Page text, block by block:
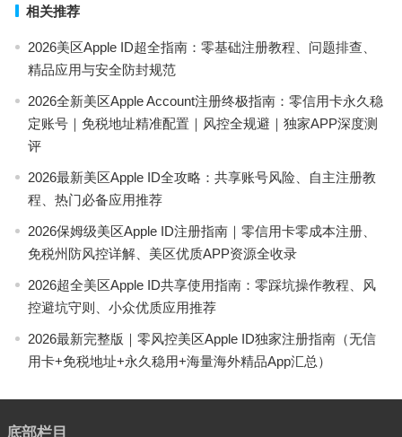
相关推荐
2026美区Apple ID超全指南：零基础注册教程、问题排查、
精品应用与安全防封规范
2026全新美区Apple Account注册终极指南：零信用卡永久稳
定账号｜免税地址精准配置｜风控全规避｜独家APP深度测
评
2026最新美区Apple ID全攻略：共享账号风险、自主注册教
程、热门必备应用推荐
2026保姆级美区Apple ID注册指南｜零信用卡零成本注册、
免税州防风控详解、美区优质APP资源全收录
2026超全美区Apple ID共享使用指南：零踩坑操作教程、风
控避坑守则、小众优质应用推荐
2026最新完整版｜零风控美区Apple ID独家注册指南（无信
用卡+免税地址+永久稳用+海量海外精品App汇总）
底部栏目